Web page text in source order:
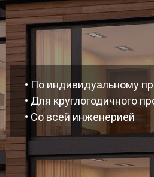
• По индивидуальному
• Для круглогодичного
• Со всей инженерией